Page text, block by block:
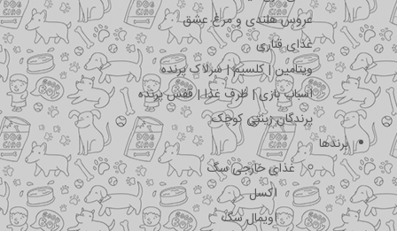
عروس هلندی و مرغ عشق
غذای قناری
ویتامین | کلسیم | سرلاک پرنده
اسباب بازی | ظرف غذا | قفس پرنده
پرندگان زینتی کوچک
برندها
غذای خارجی سگ
اکسل
اویمال سگ